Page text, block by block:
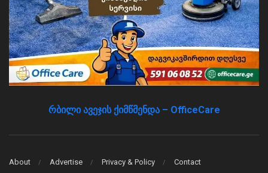
რბილი ავეჯის ქიმწმენდა – OfficeCare
About Advertise Privacy & Policy Contact